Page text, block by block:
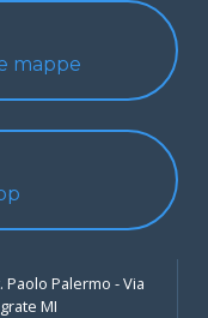
mappe
Palermo - Via
MI